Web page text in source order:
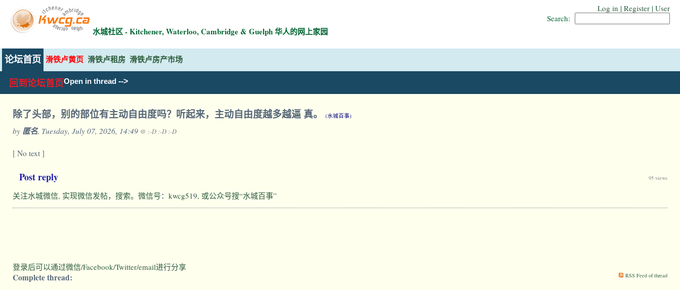
水城社区 - Kitchener, Waterloo, Cambridge & Guelph 华人的网上家园
Log in | Register | User
Search:
论坛首页 滑铁卢黄页 滑铁卢租房 滑铁卢房产市场
回到论坛首页Open in thread -->
除了头部，别的部位有主动自由度吗？听起来，主动自由度越多越逼 真。 (水城百事)
by 匿名, Tuesday, July 07, 2026, 14:49 @ :-D :-D :-D
[ No text ]
Post reply 95 views
关注水城微信, 实现微信发帖，搜索。微信号：kwcg519, 或公众号搜“水城百事”
登录后可以通过微信/Facebook/Twitter/email进行分享
Complete thread: RSS Feed of thread